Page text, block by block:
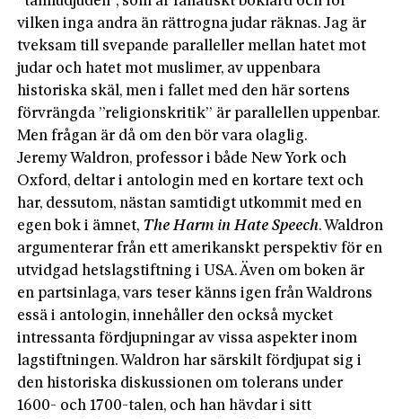
vilken inga andra än rättrogna judar räknas. Jag är
tveksam till svepande paralleller mellan hatet mot
judar och hatet mot muslimer, av uppenbara
historiska skäl, men i fallet med den här sortens
förvrängda ”religionskritik” är parallellen uppenbar.
Men frågan är då om den bör vara olaglig.
Jeremy Waldron, professor i både New York och
Oxford, deltar i antologin med en kortare text och
har, dessutom, nästan samtidigt utkommit med en
egen bok i ämnet, The Harm in Hate Speech. Waldron
argumenterar från ett amerikanskt perspektiv för en
utvidgad hetslagstiftning i USA. Även om boken är
en partsinlaga, vars teser känns igen från Waldrons
essä i antologin, innehåller den också mycket
intressanta fördjupningar av vissa aspekter inom
lagstiftningen. Waldron har särskilt fördjupat sig i
den historiska diskussionen om tolerans under
1600- och 1700-­talen, och han hävdar i sitt